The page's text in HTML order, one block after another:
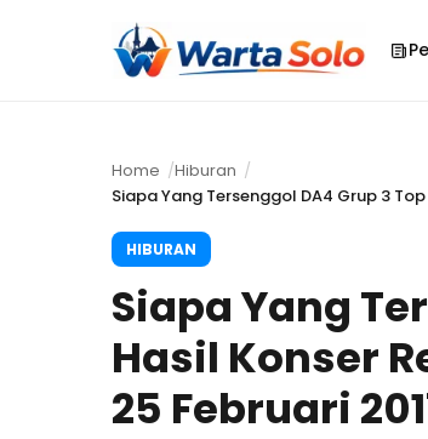
Home
Hiburan
Siapa Yang Tersenggol DA4 Grup 3
HIBURAN
Siapa Yang
Hasil Konser
25 Februari